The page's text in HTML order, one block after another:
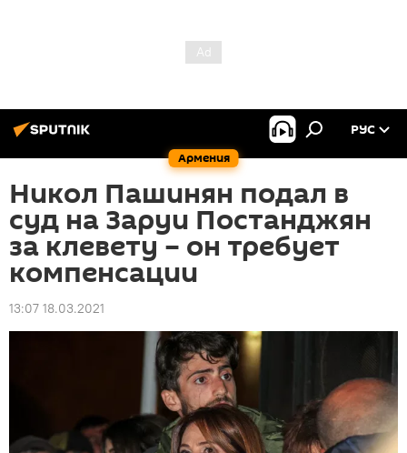
Армения
РУС
Никол Пашинян подал в
суд на Заруи Постанджян
за клевету – он требует
компенсации
13:07 18.03.2021